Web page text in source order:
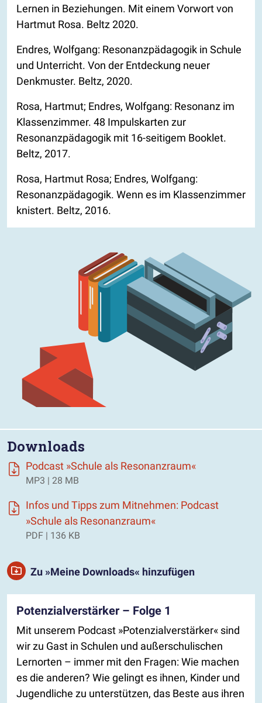
Lernen in Beziehungen. Mit einem Vorwort von
Hartmut Rosa. Beltz 2020.
Endres, Wolfgang: Resonanzpädagogik in Schule
und Unterricht. Von der Entdeckung neuer
Denkmuster. Beltz, 2020.
Rosa, Hartmut; Endres, Wolfgang: Resonanz im
Klassenzimmer. 48 Impulskarten zur
Resonanzpädagogik mit 16-seitigem Booklet.
Beltz, 2017.
Rosa, Hartmut Rosa; Endres, Wolfgang:
Resonanzpädagogik. Wenn es im Klassenzimmer
knistert. Beltz, 2016.
Downloads
Podcast »Schule als Resonanzraum«
MP3 | 28 MB
Infos und Tipps zum Mitnehmen: Podcast
»Schule als Resonanzraum«
PDF | 136 KB
Zu »Meine Downloads« hinzufügen
Potenzialverstärker – Folge 1
Mit unserem Podcast »Potenzialverstärker« sind
wir zu Gast in Schulen und außerschulischen
Lernorten – immer mit den Fragen: Wie machen
es die anderen? Wie gelingt es ihnen, Kinder und
Jugendliche zu unterstützen, das Beste aus ihren